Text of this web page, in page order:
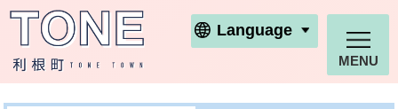
利根町ホームページ
Language
MENU